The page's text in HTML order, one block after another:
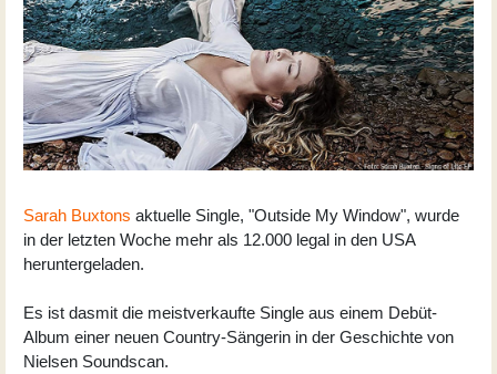
Sarah Buxtons aktuelle Single, "Outside My Window", wurde
in der letzten Woche mehr als 12.000 legal in den USA
heruntergeladen.
Es ist dasmit die meistverkaufte Single aus einem Debüt-
Album einer neuen Country-Sängerin in der Geschichte von
Nielsen Soundscan.